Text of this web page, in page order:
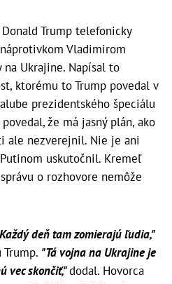
Trump telefonicky
Vladimirom
Ukrajine. Napísal to
ktorému to Trump povedal v
prezidentského špeciálu
že má jasný plán, ako
ale nezverejnil. Nie je ani
uskutočnil. Kremeľ
o rozhovore nemôže
deň tam zomierajú ľudia,"
"Tá vojna na Ukrajine je
vec skončiť,"dodal. Hovorca